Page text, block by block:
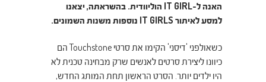
האנה ל-IT GIRL הוליוודית. בהשראתה, יצאנו
למסע לאיתור IT GIRLS נוספות משנות השמונים.
כשאולפני 'דיסני' הקימו את סרטי Touchstone הם
כיוונו ליצירת סרטים לאנשים שרק מבחינה טכנית לא
היו ילדים יותר. הסרט הראשון תחת המותג החדש,